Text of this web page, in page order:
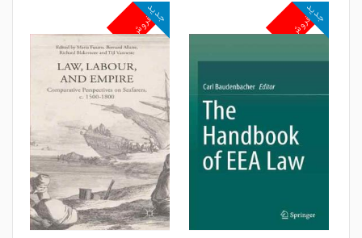
مشاهده و خرید
پرفروش
جدید
مشاهده و خرید
پرفروش
جدید